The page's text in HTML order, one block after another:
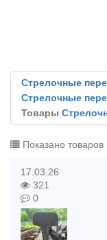
Стрелочные
Стрелочные
Товары
Показано товаров
17.03.26
321
0